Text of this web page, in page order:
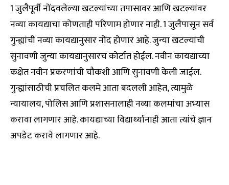
1 जुलैपूर्वी नोंदवलेल्या खटल्यांच्या तपासावर आणि खटल्यांवर
नव्या कायद्याचा कोणताही परिणाम होणार नाही. 1 जुलैपासून सर्व
गुन्ह्यांची नव्या कायद्यानुसार नोंद होणार आहे. जुन्या खटल्यांची
सुनावणी जुन्या कायद्यानुसारच कोर्टात होईल. नवीन कायद्याच्या
कक्षेत नवीन प्रकरणांची चौकशी आणि सुनावणी केली जाईल.
गुन्ह्यांसाठीची प्रचलित कलमे आता बदलली आहेत, त्यामुळे
न्यायालय, पोलिस आणि प्रशासनालाही नव्या कलमांचा अभ्यास
करावा लागणार आहे. कायद्याच्या विद्यार्थ्यांनाही आता त्यांचे ज्ञान
अपडेट करावे लागणार आहे.